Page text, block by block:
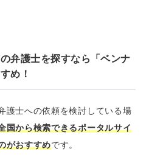
弁護士を探すなら「ベンナ
め！
護士への依頼を検討している場
国から検索できるポータルサイ
がおすすめです。